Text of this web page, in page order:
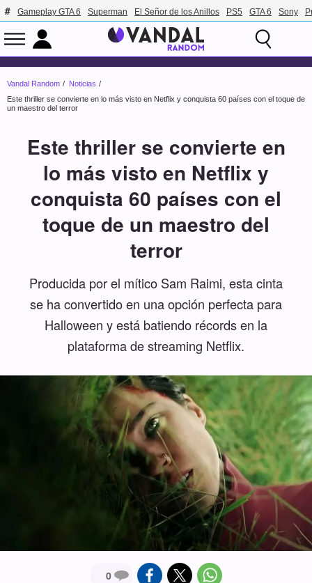
Gameplay GTA 6 Superman El Señor de los Anillos PS5 GTA 6 Sony
Vandal Random
Noticias
Este thriller se convierte en lo más visto en Netflix y conquista 60 países con el toque de
un maestro del terror
Este thriller se convierte en
lo más visto en Netflix y
conquista 60 países con el
toque de un maestro del
terror
Producida por el mítico Sam Raimi, esta cinta
se ha convertido en una opción perfecta para
Halloween y está batiendo récords en la
plataforma de streaming Netflix.
0